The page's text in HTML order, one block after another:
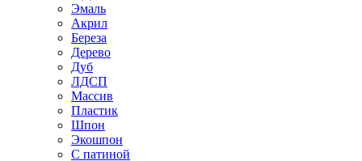
Эмаль
Акрил
Береза
Дерево
Дуб
ЛДСП
Массив
Пластик
Шпон
Экошпон
С патиной